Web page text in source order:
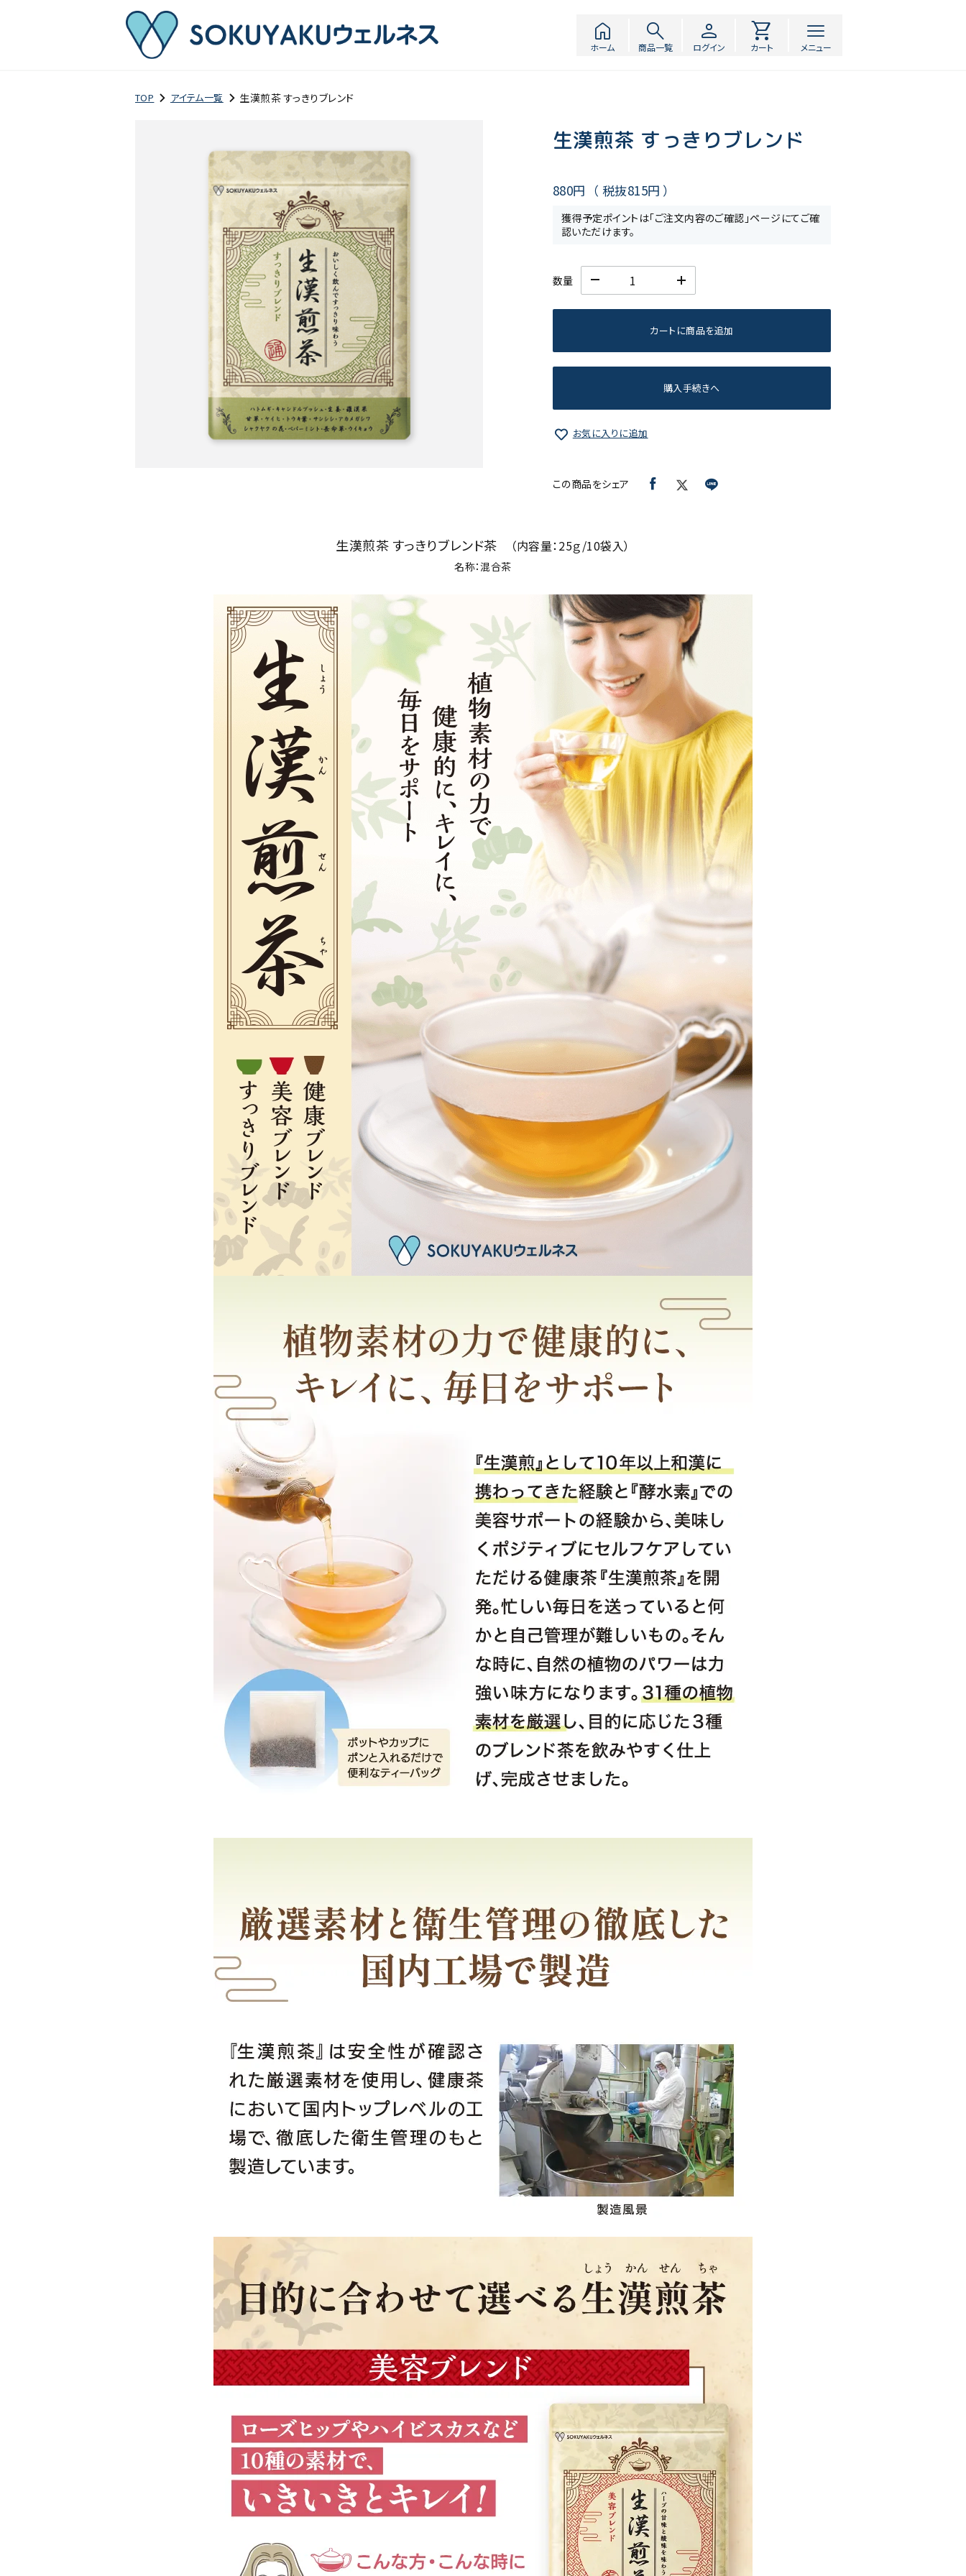
home
ホーム
search
商品一覧
person
ログイン
shopping_cart
カート
menu
メニュー
TOP アイテム一覧 生漢煎茶 すっきりブレンド
生漢煎茶 すっきりブレンド
880円 （ 税抜815円 ）
獲得予定ポイントは「ご注文内容のご確認」ページにてご確
認いただけます。
数量
カートに商品を追加
購入手続きへ
お気に入りに追加
この商品をシェア
生漢煎茶 すっきりブレンド茶 （内容量：25ｇ/10袋入）
名称：混合茶